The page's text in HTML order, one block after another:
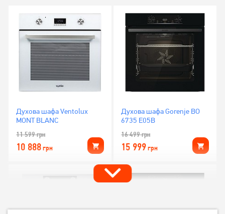
Духова шафа Ventolux
MONT BLANC
11 599грн
10 888грн
Духова шафа Gorenje BO
6735 E05B
16 499грн
15 999грн